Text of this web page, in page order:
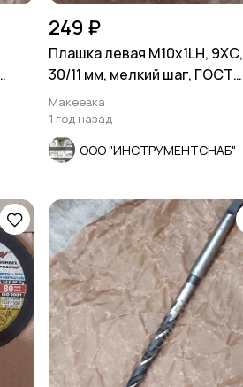
249 ₽
Плашка левая М10х1LH, 9ХС,
30/11 мм, мелкий шаг, ГОСТ
9740-71
Макеевка
1 год назад
ООО "ИНСТРУМЕНТСНАБ"